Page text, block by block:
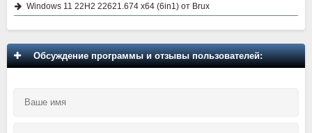
Windows 11 22H2 22621.674 x64 (6in1) от Brux
Обсуждение программы и отзывы пользователей: